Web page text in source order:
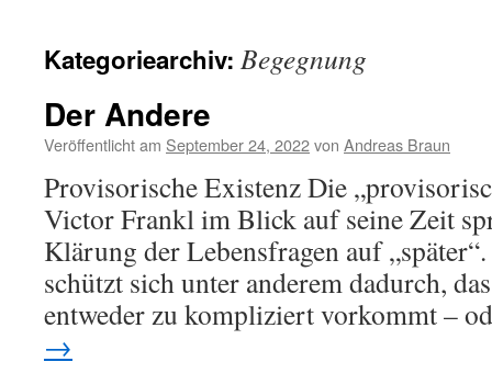
Kategoriearchiv: Begegnung
Der Andere
Veröffentlicht am September 24, 2022von Andreas Braun
Provisorische Existenz Die
Victor Frankl im Blick auf seine Zeit
Klärung der Lebensfragen auf
schützt sich unter anderem dadurch,
entweder zu kompliziert vorkommt –
→